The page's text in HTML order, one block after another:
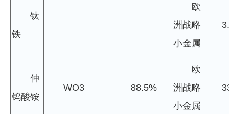
钛
铁
欧
洲战略
小金属
仲
钨酸铵
WO3 88.5%
欧
洲战略
小金属